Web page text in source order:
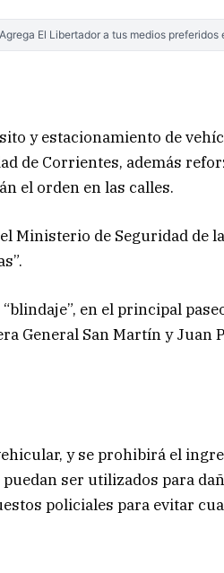
Agrega El Libertador a tus medios preferidos
y estacionamiento de
de Corrientes, además
el orden en las calles.
Ministerio de Seguridad de
en el principal
General San Martín y Juan
y se prohibirá el
ser utilizados para
policiales para evitar